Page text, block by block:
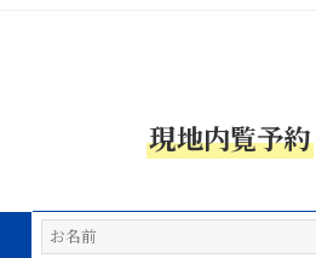
現地内覧予約